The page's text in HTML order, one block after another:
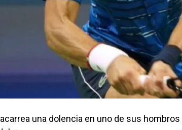
una dolencia en uno de sus